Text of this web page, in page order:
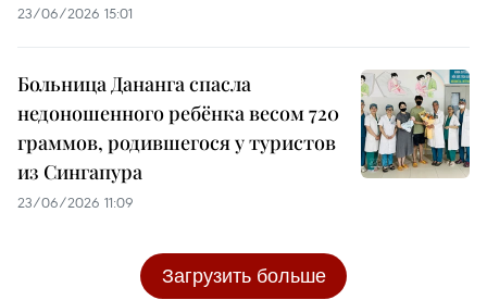
23/06/2026 15:01
Больница Дананга спасла
недоношенного ребёнка весом 720
граммов, родившегося у туристов
из Сингапура
23/06/2026 11:09
Загрузить больше